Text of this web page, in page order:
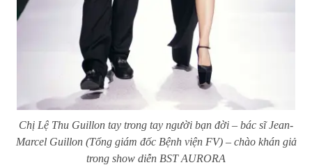
Chị Lệ Thu Guillon tay trong tay người bạn đời – bác sĩ Jean-
Marcel Guillon (Tổng giám đốc Bệnh viện FV) – chào khán giả
trong show diễn BST AURORA